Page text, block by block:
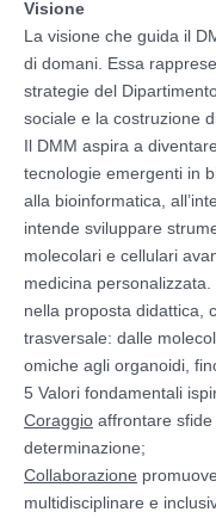
Visione
La visione che guida il
di domani. Essa
strategie del
sociale e la costruzione
Il DMM aspira a
tecnologie emergenti in
alla bioinformatica,
intende sviluppare
molecolari e cellulari
medicina
nella proposta didattica,
trasversale: dalle
omiche agli organoidi,
5 Valori fondamentali
Coraggio affrontare
determinazione;
Collaborazione
multidisciplinare e